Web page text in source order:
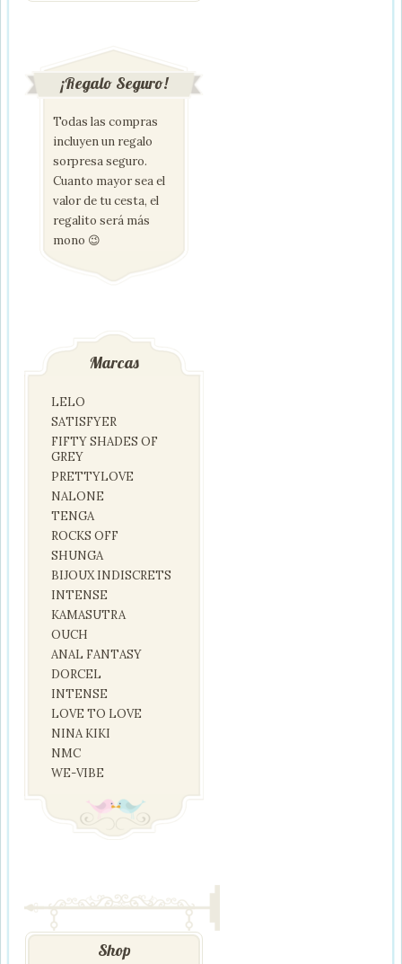
¡Regalo Seguro!
Todas las compras
incluyen un regalo
sorpresa seguro.
Cuanto mayor sea el
valor de tu cesta, el
regalito será más
mono 😉
Marcas
LELO
SATISFYER
FIFTY SHADES OF
GREY
PRETTYLOVE
NALONE
TENGA
ROCKS OFF
SHUNGA
BIJOUX INDISCRETS
INTENSE
KAMASUTRA
OUCH
ANAL FANTASY
DORCEL
INTENSE
LOVE TO LOVE
NINA KIKI
NMC
WE-VIBE
Shop